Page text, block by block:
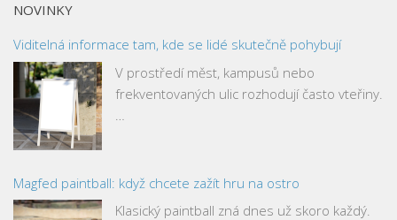
NOVINKY
Viditelná informace tam, kde se lidé skutečně pohybují
V prostředí měst, kampusů nebo
frekventovaných ulic rozhodují často vteřiny.
Magfed paintball: když chcete zažít hru na ostro
Klasický paintball zná dnes už skoro každý.